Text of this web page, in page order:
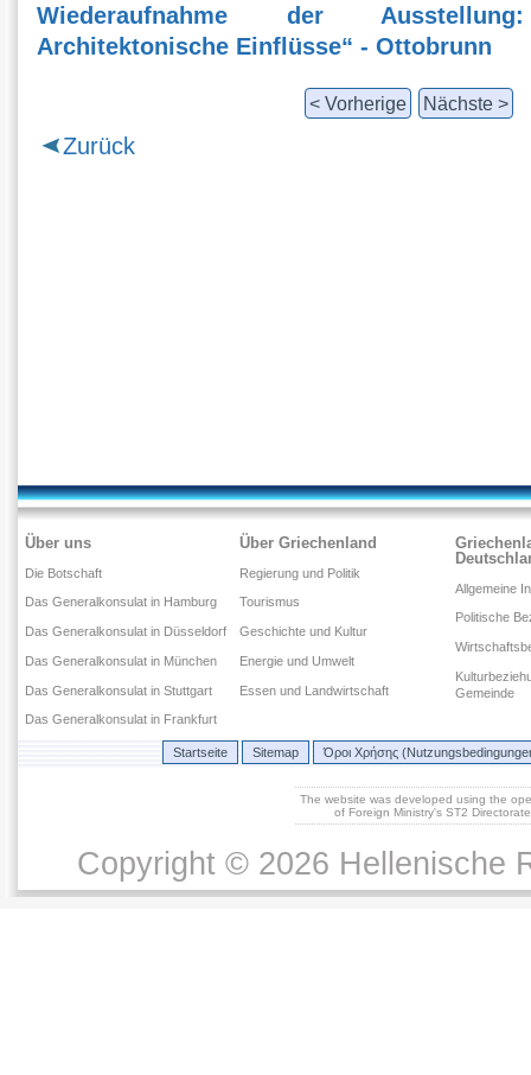
Wiederaufnahme der Ausstellung:
Architektonische Einflüsse“ - Ottobrunn
< Vorherige Nächste >
Zurück
Über uns
Die Botschaft
Das Generalkonsulat in Hamburg
Das Generalkonsulat in Düsseldorf
Das Generalkonsulat in München
Das Generalkonsulat in Stuttgart
Das Generalkonsulat in Frankfurt
Über Griechenland
Regierung und Politik
Tourismus
Geschichte und Kultur
Energie und Umwelt
Essen und Landwirtschaft
Allgemeine
Politische
Gemeinde
Startseite Sitemap Όροι Χρήσης
The website was developed using the
of Foreign Ministry's ST2
Copyright © 2026 Hellenische